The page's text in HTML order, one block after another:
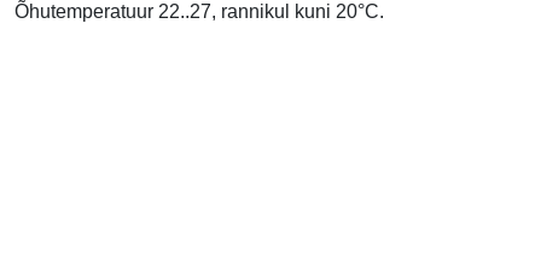
Õhutemperatuur 22..27, rannikul kuni 20°C.